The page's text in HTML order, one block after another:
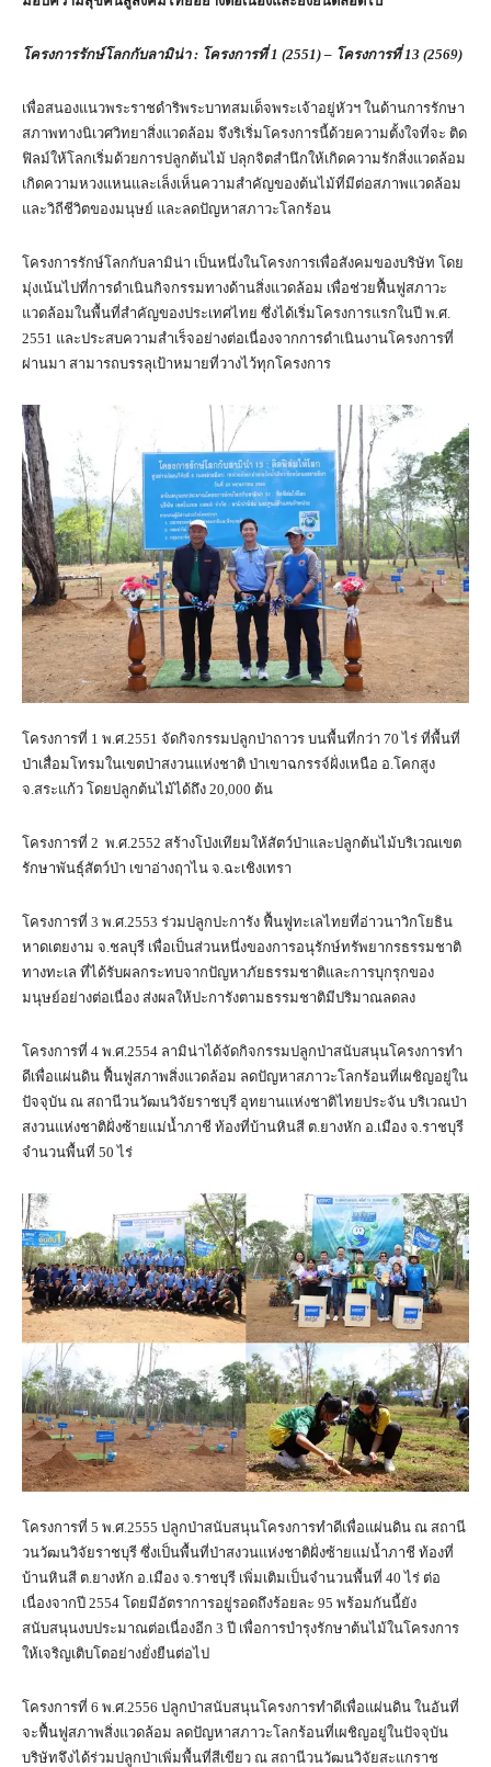
โครงการรักษ์โลกกับลามิน่า : โครงการที่1 (2551)– โครงการที่13 (2569)
เพื่อสนองแนวพระราชดำริพระบาทสมเด็จพระเจ้าอยู่หัวฯ ในด้านการรักษา
สภาพทางนิเวศวิทยาสิ่งแวดล้อม จึงริเริ่มโครงการนี้ด้วยความตั้งใจที่จะ ติด
ฟิลม์ให้โลกเริ่มด้วยการปลูกต้นไม้ ปลุกจิตสำนึกให้เกิดความรักสิ่งแวดล้อม
เกิดความหวงแหนและเล็งเห็นความสำคัญของต้นไม้ที่มีต่อสภาพแวดล้อม
และวิถีชีวิตของมนุษย์ และลดปัญหาสภาวะโลกร้อน
โครงการรักษ์โลกกับลามิน่า เป็นหนึ่งในโครงการเพื่อสังคมของบริษัท โดย
มุ่งเน้นไปที่การดำเนินกิจกรรมทางด้านสิ่งแวดล้อม เพื่อช่วยฟื้นฟูสภาวะ
แวดล้อมในพื้นที่สำคัญของประเทศไทย ซึ่งได้เริ่มโครงการแรกในปี พ.ศ.
2551 และประสบความสำเร็จอย่างต่อเนื่องจากการดำเนินงานโครงการที่
ผ่านมา สามารถบรรลุเป้าหมายที่วางไว้ทุกโครงการ
โครงการที่ 1 พ.ศ.2551 จัดกิจกรรมปลูกป่าถาวร บนพื้นที่กว่า 70 ไร่ ที่พื้นที่
ป่าเสื่อมโทรมในเขตป่าสงวนแห่งชาติ ป่าเขาฉกรรจ์ฝั่งเหนือ อ.โคกสูง
จ.สระแก้ว โดยปลูกต้นไม้ได้ถึง 20,000 ต้น
โครงการที่ 2 พ.ศ.2552 สร้างโป่งเทียมให้สัตว์ป่าและปลูกต้นไม้บริเวณเขต
รักษาพันธุ์สัตว์ป่า เขาอ่างฤาไน จ.ฉะเชิงเทรา
โครงการที่ 3 พ.ศ.2553 ร่วมปลูกปะการัง ฟื้นฟูทะเลไทยที่อ่าวนาวิกโยธิน
หาดเตยงาม จ.ชลบุรี เพื่อเป็นส่วนหนึ่งของการอนุรักษ์ทรัพยากรธรรมชาติ
ทางทะเล ที่ได้รับผลกระทบจากปัญหาภัยธรรมชาติและการบุกรุกของ
มนุษย์อย่างต่อเนื่อง ส่งผลให้ปะการังตามธรรมชาติมีปริมาณลดลง
โครงการที่ 4 พ.ศ.2554 ลามิน่าได้จัดกิจกรรมปลูกป่าสนับสนุนโครงการทำ
ดีเพื่อแผ่นดิน ฟื้นฟูสภาพสิ่งแวดล้อม ลดปัญหาสภาวะโลกร้อนที่เผชิญอยู่ใน
ปัจจุบัน ณ สถานีวนวัฒนวิจัยราชบุรี อุทยานแห่งชาติไทยประจัน บริเวณป่า
สงวนแห่งชาติฝั่งซ้ายแม่น้ำภาชี ท้องที่บ้านหินสี ต.ยางหัก อ.เมือง จ.ราชบุรี
จำนวนพื้นที่ 50 ไร่
โครงการที่ 5 พ.ศ.2555 ปลูกป่าสนับสนุนโครงการทำดีเพื่อแผ่นดิน ณ สถานี
วนวัฒนวิจัยราชบุรี ซึ่งเป็นพื้นที่ป่าสงวนแห่งชาติฝั่งซ้ายแม่น้ำภาชี ท้องที่
บ้านหินสี ต.ยางหัก อ.เมือง จ.ราชบุรี เพิ่มเติมเป็นจำนวนพื้นที่ 40 ไร่ ต่อ
เนื่องจากปี 2554 โดยมีอัตราการอยู่รอดถึงร้อยละ 95 พร้อมกันนี้ยัง
สนับสนุนงบประมาณต่อเนื่องอีก 3 ปี เพื่อการบำรุงรักษาต้นไม้ในโครงการ
ให้เจริญเติบโตอย่างยั่งยืนต่อไป
โครงการที่ 6 พ.ศ.2556 ปลูกป่าสนับสนุนโครงการทำดีเพื่อแผ่นดิน ในอันที่
จะฟื้นฟูสภาพสิ่งแวดล้อม ลดปัญหาสภาวะโลกร้อนที่เผชิญอยู่ในปัจจุบัน
บริษัทจึงได้ร่วมปลูกป่าเพิ่มพื้นที่สีเขียว ณ สถานีวนวัฒนวิจัยสะแกราช